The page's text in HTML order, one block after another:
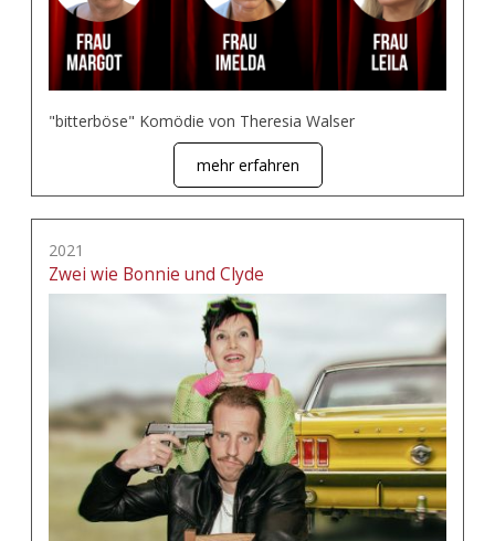
"bitterböse" Komödie von Theresia Walser
mehr erfahren
2021
Zwei wie Bonnie und Clyde